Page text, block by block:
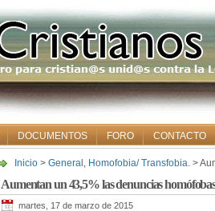
DOCUMENTOS FORO CONTACTO
Inicio > General , Homofobia/ Transfobia. >
Aumentan un 43,5% las denuncias
martes, 17 de marzo de 2015